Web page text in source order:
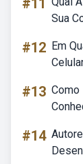
#11
Sua
#12 Em
#13 Como
#14